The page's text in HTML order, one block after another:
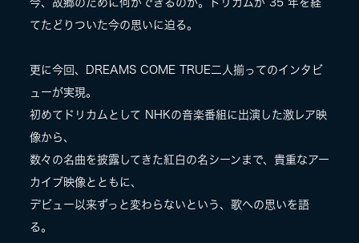
今、故郷のために何ができるのか。ドリカムが 35 年を経
てたどりついた今の思いに迫る。
更に今回、DREAMS COME TRUE二人揃ってのインタビ
ューが実現。
初めてドリカムとして NHKの音楽番組に出演した激レア映
像から、
数々の名曲を披露してきた紅白の名シーンまで、貴重なアー
カイブ映像とともに、
デビュー以来ずっと変わらないという、歌への思いを語
る。